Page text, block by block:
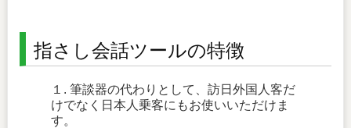
指さし会話ツールの特徴
１. 筆談器の代わりとして、訪日外国人客だ
けでなく日本人乗客にもお使いいただけま
す。